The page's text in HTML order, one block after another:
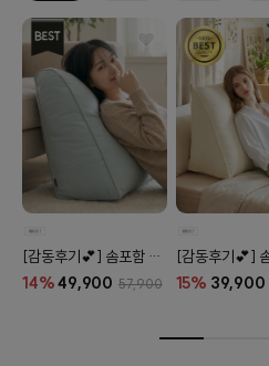
[감동후기💕] 솜포함 라운드 탄탄 프리미엄 등쿠션 (26color)
14%49,900 57,900
15% 39,900